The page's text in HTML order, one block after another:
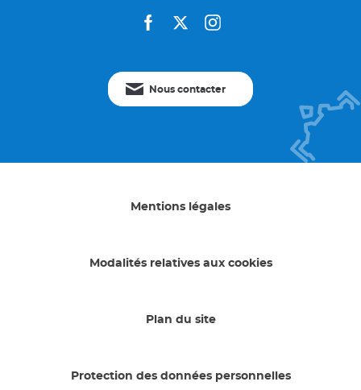
facebooktwitterinstagram
Nous contacter
Mentions légales
Modalités relatives aux cookies
Plan du site
Protection des données personnelles